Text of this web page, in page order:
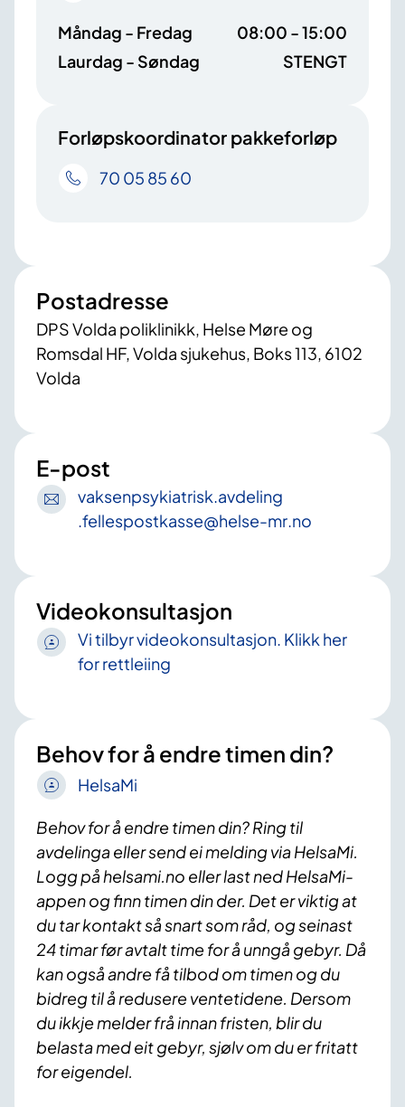
Måndag - Fredag
08:00 - 15:00
Laurdag - Søndag
STENGT
Forløpskoordinator pakkeforløp
70 05 85 60
Postadresse
DPS Volda poliklinikk, Helse Møre og
Romsdal HF, Volda sjukehus, Boks 113, 6102
Volda
E-post
vaksenpsykiatrisk.avdeling
.fellespostkasse@helse-mr.no
Videokonsultasjon
Vi tilbyr videokonsultasjon. Klikk her
for rettleiing
Behov for å endre timen din?
HelsaMi
Behov for å endre timen din? Ring til
avdelinga eller send ei melding via HelsaMi.
Logg på helsami.no eller last ned HelsaMi-
appen og finn timen din der. Det er viktig at
du tar kontakt så snart som råd, og seinast
24 timar før avtalt time for å unngå gebyr. Då
kan også andre få tilbod om timen og du
bidreg til å redusere ventetidene. Dersom
du ikkje melder frå innan fristen, blir du
belasta med eit gebyr, sjølv om du er fritatt
for eigendel.